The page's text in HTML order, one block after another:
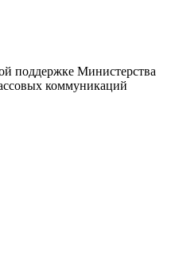
поддержке Министерства
коммуникаций